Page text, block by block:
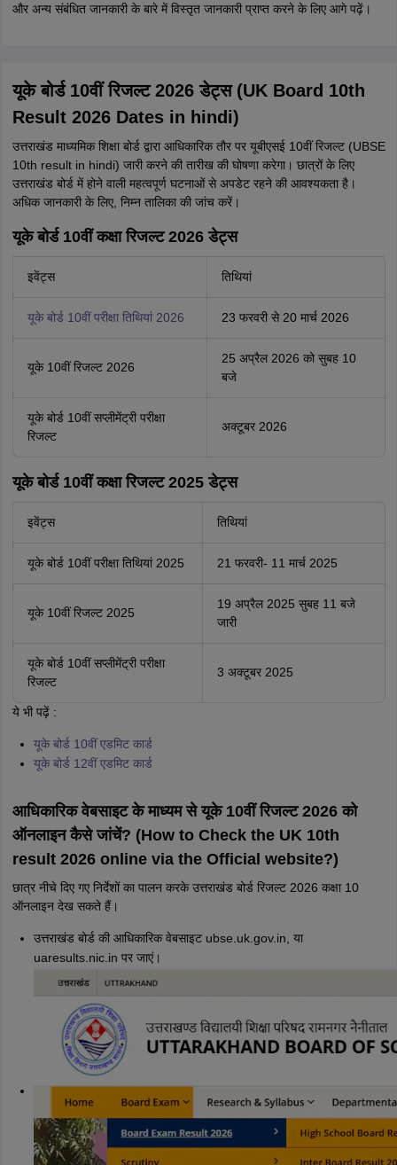
और अन्य संबंधित जानकारी के बारे में विस्तृत जानकारी प्राप्त करने के लिए आगे पढ़ें।
यूके बोर्ड 10वीं रिजल्ट 2026 डेट्स (UK Board 10th
Result 2026 Dates in hindi)
उत्तराखंड माध्यमिक शिक्षा बोर्ड द्वारा आधिकारिक तौर पर यूबीएसई 10वीं रिजल्ट (UBSE
10th result in hindi) जारी करने की तारीख की घोषणा करेगा। छात्रों के लिए
उत्तराखंड बोर्ड में होने वाली महत्वपूर्ण घटनाओं से अपडेट रहने की आवश्यकता है।
अधिक जानकारी के लिए, निम्न तालिका की जांच करें।
यूके बोर्ड 10वीं कक्षा रिजल्ट 2026 डेट्स
इवेंट्स तिथियां
यूके बोर्ड 10वीं परीक्षा तिथियां 2026 23 फरवरी से 20 मार्च 2026
यूके 10वीं रिजल्ट 2026
25 अप्रैल 2026 को सुबह 10
बजे
यूके बोर्ड 10वीं सप्लीमेंट्री परीक्षा
रिजल्ट
अक्टूबर 2026
यूके बोर्ड 10वीं कक्षा रिजल्ट 2025 डेट्स
इवेंट्स तिथियां
यूके बोर्ड 10वीं परीक्षा तिथियां 2025 21 फरवरी- 11 मार्च 2025
यूके 10वीं रिजल्ट 2025
19 अप्रैल 2025 सुबह 11 बजे
जारी
यूके बोर्ड 10वीं सप्लीमेंट्री परीक्षा
रिजल्ट
3 अक्टूबर 2025
ये भी पढ़ें :
यूके बोर्ड 10वीं एडमिट कार्ड
यूके बोर्ड 12वीं एडमिट कार्ड
आधिकारिक वेबसाइट के माध्यम से यूके 10वीं रिजल्ट 2026 को
ऑनलाइन कैसे जांचें? (How to Check the UK 10th
result 2026 online via the Official website?)
छात्र नीचे दिए गए निर्देशों का पालन करके उत्तराखंड बोर्ड रिजल्ट 2026 कक्षा 10
ऑनलाइन देख सकते हैं।
उत्तराखंड बोर्ड की आधिकारिक वेबसाइट ubse.uk.gov.in, या
uaresults.nic.in पर जाएं।